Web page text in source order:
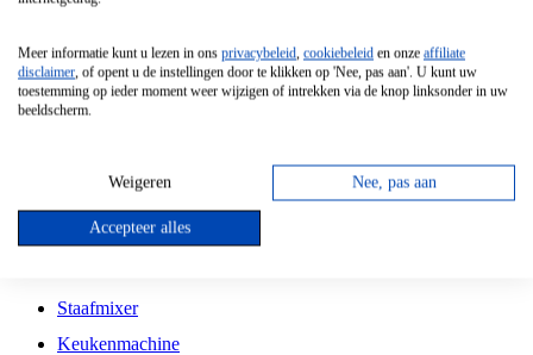
Vrijstaande Magnetron
Vrijstaande Kookplaat
Inbouw Gaskookplaat
Inbouw Keramische Kookplaat
Kookplaat Accessoires
Staafmixer
Keukenmachine
Meer informatie kunt u lezen in ons privacybeleid, cookiebeleid en onze affiliate
disclaimer, of opent u de instellingen door te klikken op 'Nee, pas aan'. U kunt uw
toestemming op ieder moment weer wijzigen of intrekken via de knop linksonder in uw
beeldscherm.
Weigeren Nee, pas aan
Accepteer alles